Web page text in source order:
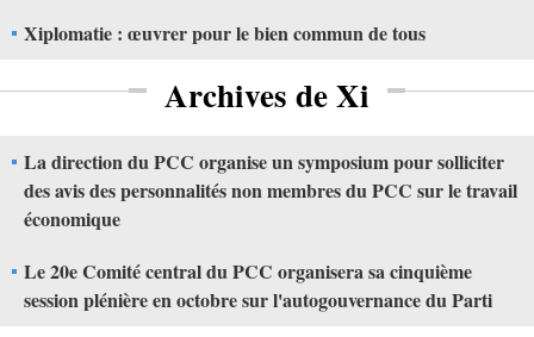
Xiplomatie : œuvrer pour le bien commun de tous
Archives de Xi
La direction du PCC organise un symposium pour solliciter
des avis des personnalités non membres du PCC sur le travail
économique
Le 20e Comité central du PCC organisera sa cinquième
session plénière en octobre sur l'autogouvernance du Parti